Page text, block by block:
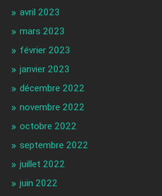
avril 2023
mars 2023
février 2023
janvier 2023
décembre 2022
novembre 2022
octobre 2022
septembre 2022
juillet 2022
juin 2022